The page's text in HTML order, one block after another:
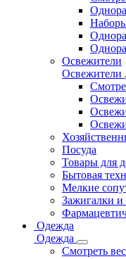
Освежители
Освежители
Посуда
Товары для
Бытовая
Мелкие
Зажигалки и
Одежда
Одежда
Смотреть